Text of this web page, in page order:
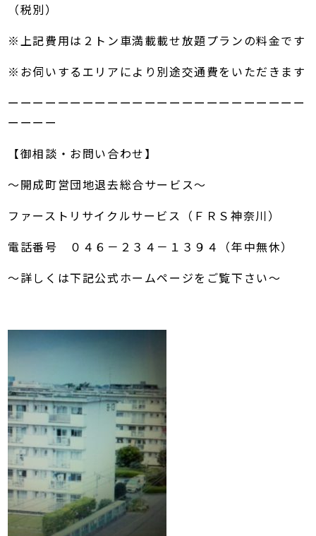
（税別）
※上記費用は２トン車満載載せ放題プランの料金です
※お伺いするエリアにより別途交通費をいただきます
ーーーーーーーーーーーーーーーーーーーーーーーー
ーーーー
【御相談・お問い合わせ】
～開成町営団地退去総合サービス～
ファーストリサイクルサービス（ＦＲＳ神奈川）
電話番号 ０４６－２３４－１３９４（年中無休）
～詳しくは下記公式ホームページをご覧下さい～